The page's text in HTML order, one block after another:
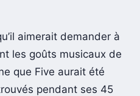
aimerait demander à
les goûts musicaux de
que Five aurait été
pendant ses 45